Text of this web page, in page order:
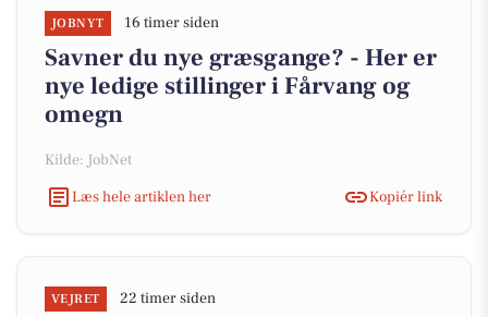
JOBNYT 16 timer siden
Savner du nye græsgange? - Her er
nye ledige stillinger i Fårvang og
omegn
Kilde: JobNet
Læs hele artiklen her
Kopiér link
VEJRET 22 timer siden